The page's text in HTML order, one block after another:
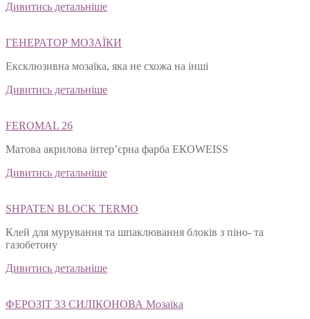
Дивитись детальніше
ГЕНЕРАТОР МОЗАЇКИ
Ексклюзивна мозаїка, яка не схожа на інші
Дивитись детальніше
FEROMAL 26
Матова акрилова інтер’єрна фарба ЕКОWEISS
Дивитись детальніше
SHPATEN BLOСK TERMO
Клей для мурування та шпаклювання блоків з піно- та
газобетону
Дивитись детальніше
ФЕРОЗІТ 33 СИЛІКОНОВА Мозаїка